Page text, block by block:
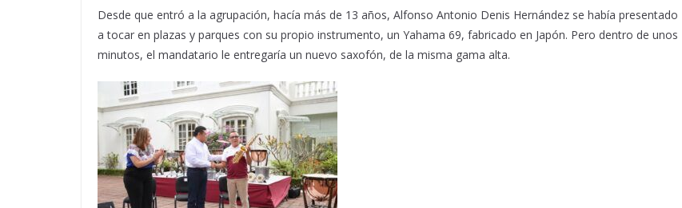
Desde que entró a la agrupación, hacía más de 13 años, Alfonso Antonio Denis Hernández se había presentado
a tocar en plazas y parques con su propio instrumento, un Yahama 69, fabricado en Japón. Pero dentro de unos
minutos, el mandatario le entregaría un nuevo saxofón, de la misma gama alta.